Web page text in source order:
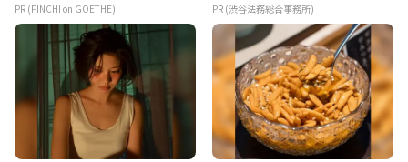
PR (FINCHI on GOETHE) PR (渋谷法務総合事務所)